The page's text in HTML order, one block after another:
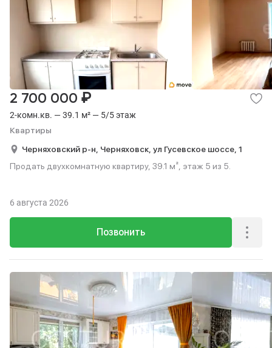
2-комн.кв. — 39.1 м² — 5/5 этаж
Квартиры
2 700 000 ₽
Черняховский р-н, Черняховск, ул Гусевское шоссе, 1
Продать двухкомнатную квартиру, 39.1 м², этаж 5 из 5.
Позвонить
6 августа 2026